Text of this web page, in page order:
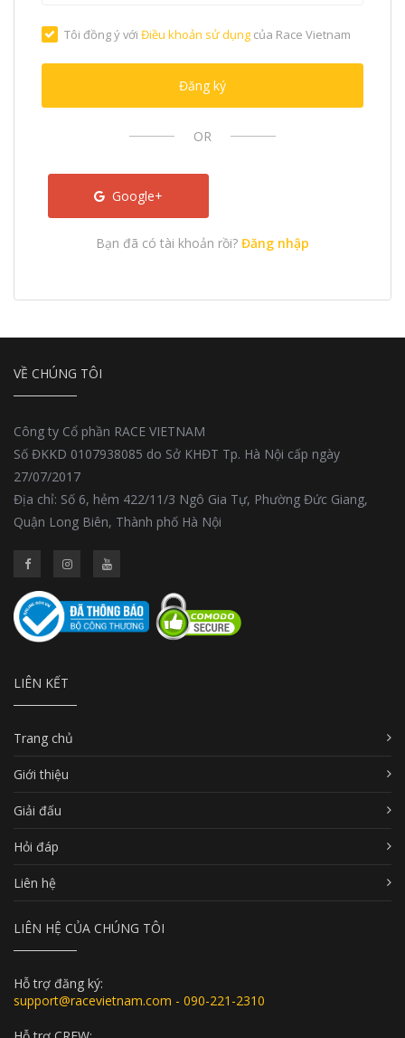
Tôi đồng ý với Điều khoản sử dụngcủa Race Vietnam
Đăng ký
OR
Google+
Bạn đã có tài khoản rồi? Đăng nhập
VỀ CHÚNG TÔI
Công ty Cổ phần RACE VIETNAM
Số ĐKKD 0107938085 do Sở KHĐT Tp. Hà Nội cấp ngày
27/07/2017
Địa chỉ: Số 6, hẻm 422/11/3 Ngô Gia Tự, Phường Đức Giang,
Quận Long Biên, Thành phố Hà Nội
LIÊN KẾT
Trang chủ
Giới thiệu
Giải đấu
Hỏi đáp
Liên hệ
LIÊN HỆ CỦA CHÚNG TÔI
Hỗ trợ đăng ký:
support@racevietnam.com - 090-221-2310